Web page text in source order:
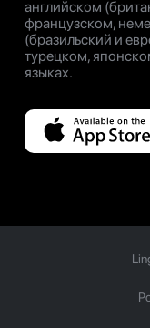
английском
французском,
(бразильский и
турецком,
языках.